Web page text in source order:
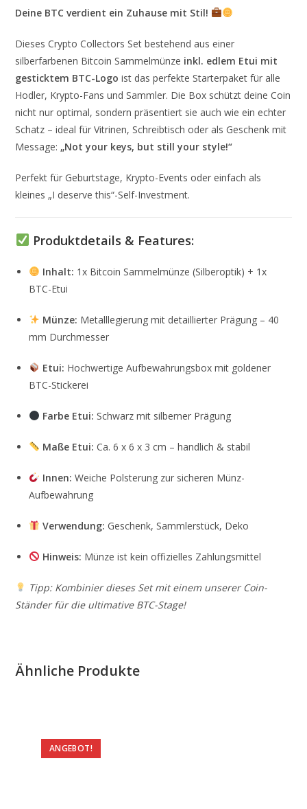
Deine BTC verdient ein Zuhause mit Stil!
Dieses Crypto Collectors Set bestehend aus einer
silberfarbenen Bitcoin Sammelmünze inkl. edlem Etui mit
gesticktem BTC-Logo ist das perfekte Starterpaket für alle
Hodler, Krypto-Fans und Sammler. Die Box schützt deine Coin
nicht nur optimal, sondern präsentiert sie auch wie ein echter
Schatz – ideal für Vitrinen, Schreibtisch oder als Geschenk mit
Message: „Not your keys, but still your style!“
Perfekt für Geburtstage, Krypto-Events oder einfach als
kleines „I deserve this“-Self-Investment.
Produktdetails & Features:
Inhalt: 1x Bitcoin Sammelmünze (Silberoptik) + 1x
BTC-Etui
Münze: Metalllegierung mit detaillierter Prägung – 40
mm Durchmesser
Etui: Hochwertige Aufbewahrungsbox mit goldener
BTC-Stickerei
Farbe Etui: Schwarz mit silberner Prägung
Maße Etui: Ca. 6 x 6 x 3 cm – handlich & stabil
Innen: Weiche Polsterung zur sicheren Münz-
Aufbewahrung
Verwendung: Geschenk, Sammlerstück, Deko
Hinweis: Münze ist kein offizielles Zahlungsmittel
Tipp: Kombinier dieses Set mit einem unserer Coin-
Ständer für die ultimative BTC-Stage!
Ähnliche Produkte
ANGEBOT!